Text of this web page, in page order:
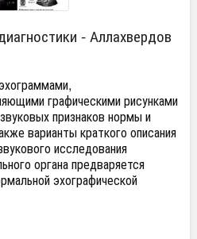
- Аллахвердов
графическими рисунками
признаков нормы и
варианты краткого описания
исследования
органа предваряется
эхографической